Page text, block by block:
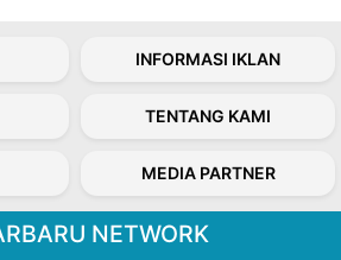
INFORMASI IKLAN
TENTANG KAMI
MEDIA PARTNER
NETWORK